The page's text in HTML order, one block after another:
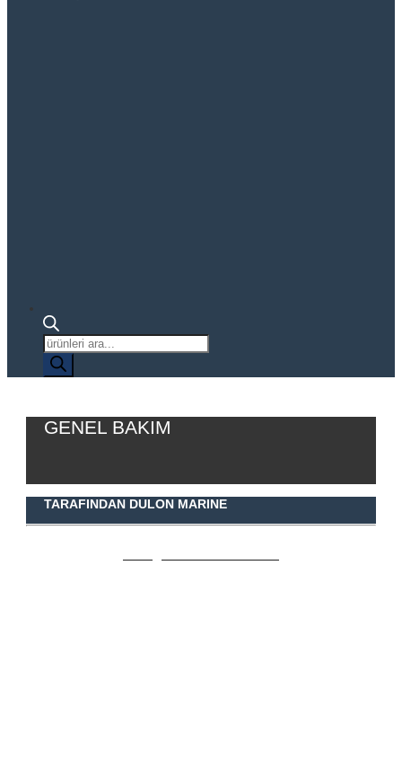
Ürün
arama
GENEL BAKIM
TARAFINDAN DULON MARINE